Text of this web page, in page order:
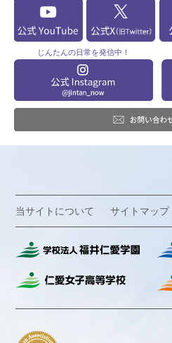
じんたんの日常を発信中！
当サイトについて サイトマップ